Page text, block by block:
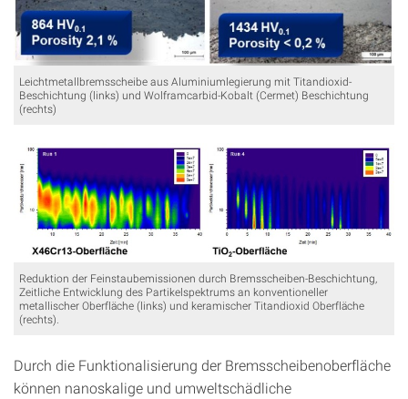
Leichtmetallbremsscheibe aus Aluminiumlegierung mit Titandioxid-
Beschichtung (links) und Wolframcarbid-Kobalt (Cermet) Beschichtung
(rechts)
Reduktion der Feinstaubemissionen durch Bremsscheiben-Beschichtung,
Zeitliche Entwicklung des Partikelspektrums an konventioneller
metallischer Oberfläche (links) und keramischer Titandioxid Oberfläche
(rechts).
Durch die Funktionalisierung der Bremsscheibenoberfläche
können nanoskalige und umweltschädliche